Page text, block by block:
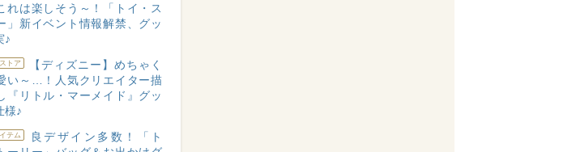
れは楽しそう～！「トイ・ス
」新イベント情報解禁、グッ
♪
トア
【ディズニー】めちゃく
い～…！人気クリエイター描
『リトル・マーメイド』グッ
様♪
テム
良デザイン多数！「ト